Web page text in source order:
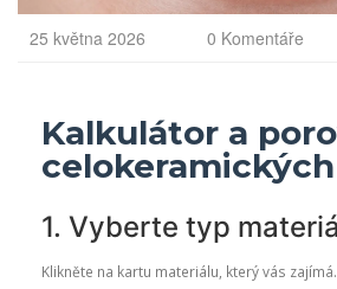
25 května 2026 0 Komentáře
Kalkulátor a
1. Vyberte typ
Klikněte na kartu materiálu, který vás zajímá.